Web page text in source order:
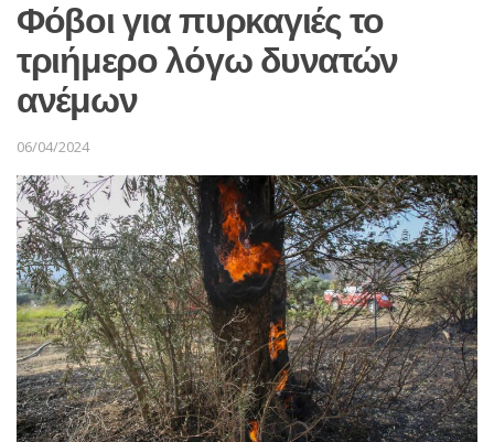
Φόβοι για πυρκαγιές το
τριήμερο λόγω δυνατών
ανέμων
06/04/2024